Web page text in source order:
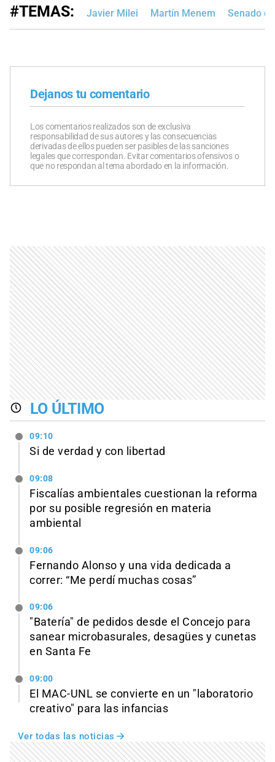
#TEMAS: Javier Milei Martín Menem Senado
Dejanos tu comentario
Los comentarios realizados son de exclusiva
responsabilidad de sus autores y las consecuencias
derivadas de ellos pueden ser pasibles de las sanciones
legales que correspondan. Evitar comentarios ofensivos o
que no respondan al tema abordado en la información.
LO ÚLTIMO
09:10
Si de verdad y con libertad
09:08
Fiscalías ambientales cuestionan la reforma
por su posible regresión en materia
ambiental
09:06
Fernando Alonso y una vida dedicada a
correr: “Me perdí muchas cosas”
09:06
"Batería" de pedidos desde el Concejo para
sanear microbasurales, desagües y cunetas
en Santa Fe
09:00
El MAC-UNL se convierte en un "laboratorio
creativo" para las infancias
Ver todas las noticias